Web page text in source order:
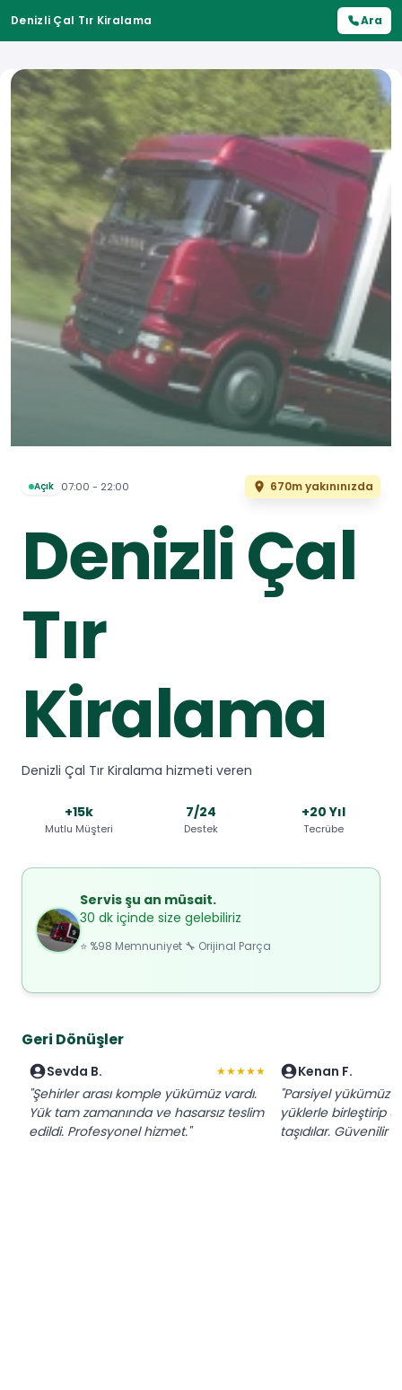
Denizli Çal Tır Kiralama Ara
Açık 07:00 - 22:00 670m yakınınızda
Denizli Çal
Tır
Kiralama
Denizli Çal Tır Kiralama hizmeti veren
+15k
Mutlu Müşteri
7/24
Destek
+20 Yıl
Tecrübe
Servis şu an müsait.
30 dk içinde size gelebiliriz
⭐ %98 Memnuniyet 🔧 Orijinal Parça
Geri Dönüşler
Sevda B. ★★★★★
"Şehirler arası komple yükümüz vardı.
Yük tam zamanında ve hasarsız teslim
edildi. Profesyonel hizmet."
Kenan F.
"Parsiyel yükümüz
yüklerle birleştirip
taşıdılar. Güvenilir